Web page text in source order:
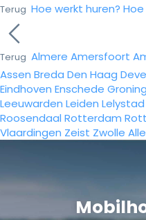
Terug Hoe werkt huren?
Terug Almere Amersfoort
Assen Breda Den Haag
Eindhoven Enschede
Leeuwarden Leiden Lelystad
Roosendaal Rotterdam
Vlaardingen Zeist Zwolle